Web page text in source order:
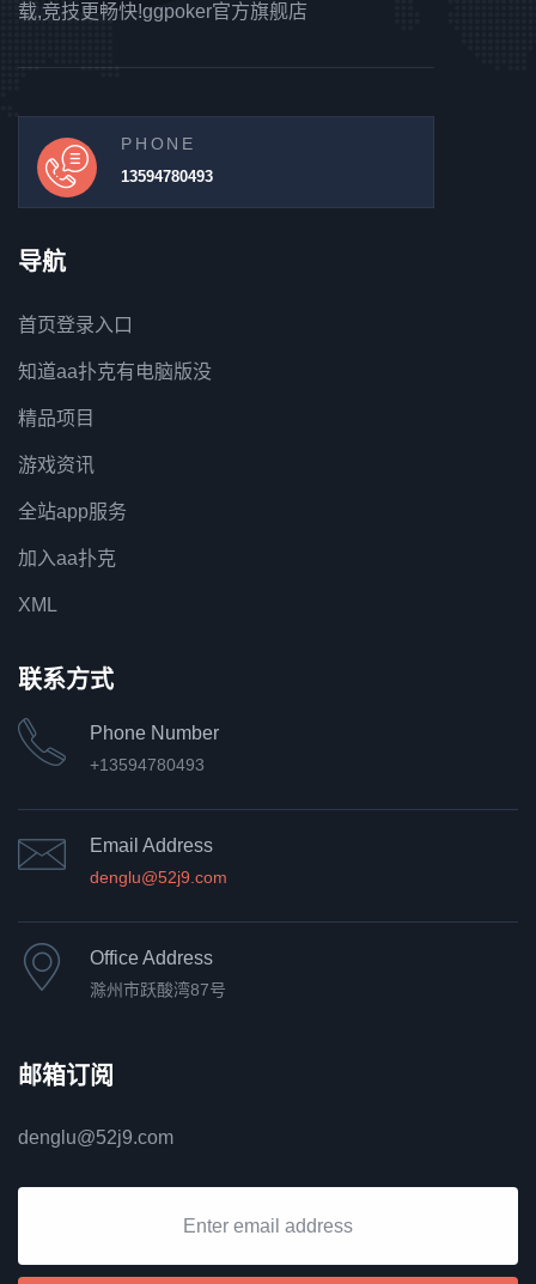
载,竞技更畅快!ggpoker官方旗舰店
PHONE
13594780493
导航
首页登录入口
知道aa扑克有电脑版没
精品项目
游戏资讯
全站app服务
加入aa扑克
XML
联系方式
Phone Number
+13594780493
Email Address
denglu@52j9.com
Office Address
滁州市跃酸湾87号
邮箱订阅
denglu@52j9.com